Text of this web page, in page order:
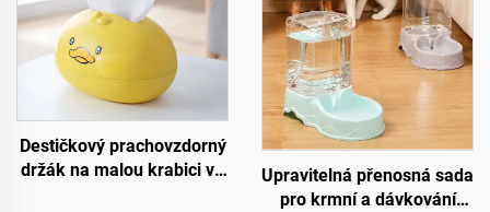
Destičkový prachovzdorný
držák na malou krabici ve
Upravitelná přenosná sada
pro krmní a dávkování